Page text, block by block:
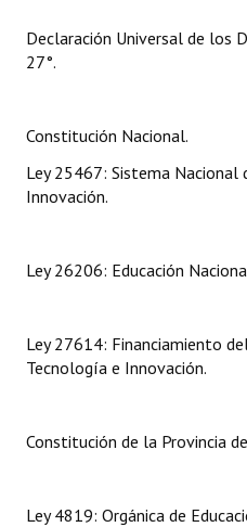
Organigrama
Informes de Gestión
Proyectos Presentados
Actas de Sesión
Ejecución Presupuestaria
Comunicaciones
Declaración Universal de los
27°.
Constitución Nacional.
Ley 25467: Sistema Nacional
Innovación.
Ley 26206: Educación
Ley 27614: Financiamiento
Tecnología e Innovación.
Constitución de la Provincia
Ley 4819: Orgánica de